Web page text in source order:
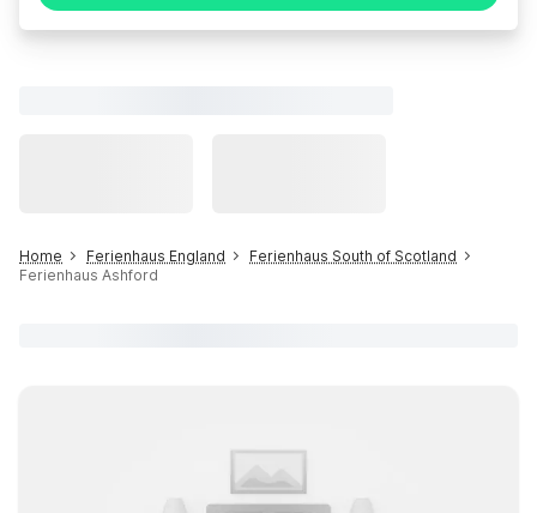
Home Ferienhaus England
Ferienhaus South of Scotland
Ferienhaus Ashford